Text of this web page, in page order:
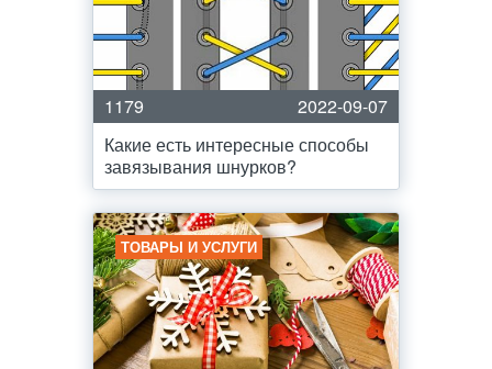
1179
2022-09-07
Какие есть интересные способы
завязывания шнурков?
ТОВАРЫ И УСЛУГИ